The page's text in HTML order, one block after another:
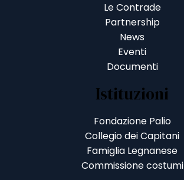
Le Contrade
Partnership
News
Eventi
Documenti
Istituzioni
Fondazione Palio
Collegio dei Capitani
Famiglia Legnanese
Commissione costumi